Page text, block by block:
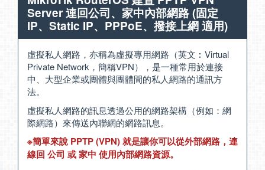
Server 連回公司、家中內部網路 (固定
IP、Static IP、PPPoE、撥接上網 適用)
虛擬私人網路，亦稱為虛擬專用網路（英文︰Virtual
Private Network，簡稱VPN），是一種常用於連接
中、大型企業或團體與團體間的私人網路的通訊方
法。
虛擬私人網路的訊息透過公用的網路架構（例如：網
際網路）來傳送內聯網的網路訊息。
※簡單來說 PPTP (VPN) 就是讓你可以從外部網路，連
線回 公司 或 家中 使用內部網路資源。